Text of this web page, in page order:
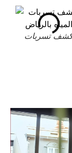
تسربات